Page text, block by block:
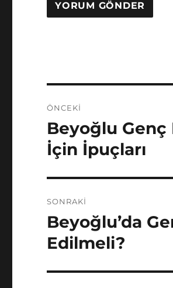
gezinmesi
ÖNCEKI
Önceki
yazı:
Beyoğlu
İçin İpuçları
SONRAKI
Sonraki
yazı:
Beyoğlu’da
Edilmeli?